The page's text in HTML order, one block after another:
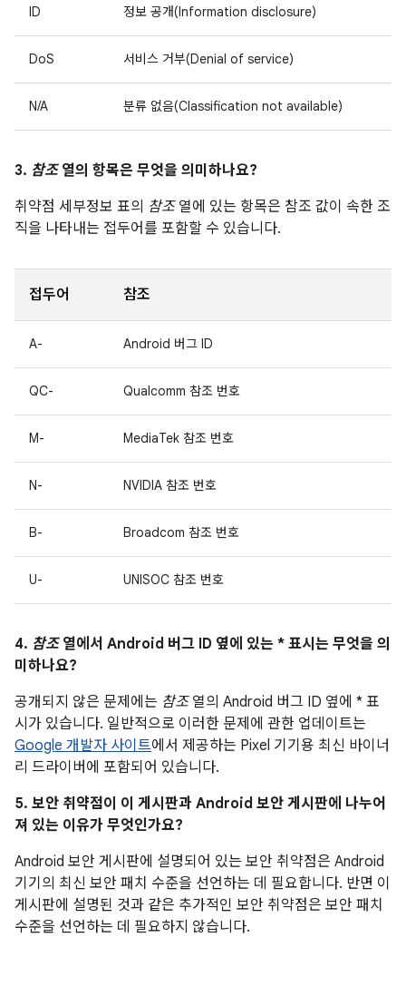
ID 정보 공개(Information disclosure)
DoS 서비스 거부(Denial of service)
N/A 분류 없음(Classification not available)
3. 참조열의 항목은 무엇을 의미하나요?
취약점 세부정보 표의 참조열에 있는 항목은 참조 값이 속한 조
직을 나타내는 접두어를 포함할 수 있습니다.
접두어 참조
A- Android 버그 ID
QC- Qualcomm 참조 번호
M- MediaTek 참조 번호
N- NVIDIA 참조 번호
B- Broadcom 참조 번호
U- UNISOC 참조 번호
4. 참조열에서 Android 버그 ID 옆에 있는 * 표시는 무엇을 의
미하나요?
공개되지 않은 문제에는 참조열의 Android 버그 ID 옆에 * 표
시가 있습니다. 일반적으로 이러한 문제에 관한 업데이트는
Google 개발자 사이트에서 제공하는 Pixel 기기용 최신 바이너
리 드라이버에 포함되어 있습니다.
5. 보안 취약점이 이 게시판과 Android 보안 게시판에 나누어
져 있는 이유가 무엇인가요?
Android 보안 게시판에 설명되어 있는 보안 취약점은 Android
기기의 최신 보안 패치 수준을 선언하는 데 필요합니다. 반면 이
게시판에 설명된 것과 같은 추가적인 보안 취약점은 보안 패치
수준을 선언하는 데 필요하지 않습니다.